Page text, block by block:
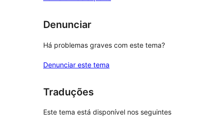
Denunciar
Há problemas graves com este tema?
Denunciar este tema
Traduções
Este tema está disponível nos seguintes